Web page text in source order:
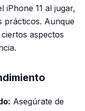
iPhone 11 al jugar,
prácticos. Aunque
aspectos
Asegúrate de